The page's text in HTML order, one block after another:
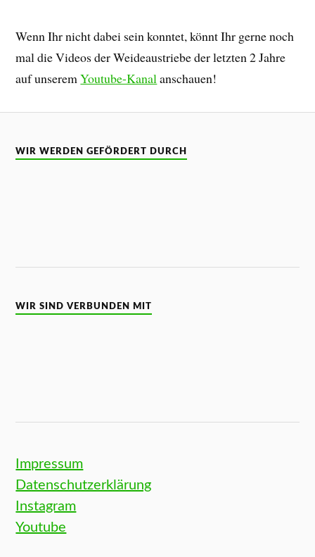
Wenn Ihr nicht dabei sein konntet, könnt Ihr gerne noch
mal die Videos der Weideaustriebe der letzten 2 Jahre
auf unseremYoutube-Kanalanschauen!
WIR WERDEN GEFÖRDERT DURCH
WIR SIND VERBUNDEN MIT
Impressum
Datenschutzerklärung
Instagram
Youtube